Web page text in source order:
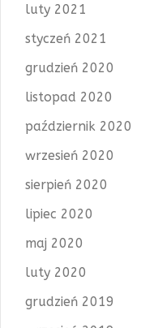
luty 2021
styczeń 2021
grudzień 2020
listopad 2020
październik 2020
wrzesień 2020
sierpień 2020
lipiec 2020
maj 2020
luty 2020
grudzień 2019